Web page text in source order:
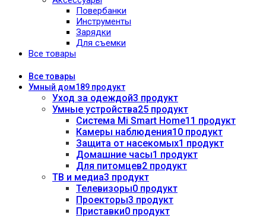
Повербанки
Инструменты
Зарядки
Для съемки
Все товары
Всетовары
Умный дом189 продукт
Уход за одеждой3 продукт
Умные устройства25 продукт
Система Mi Smart Home11 продукт
Камеры наблюдения10 продукт
Защита от насекомых1 продукт
Домашние часы1 продукт
Для питомцев2 продукт
ТВ и медиа3 продукт
Телевизоры0 продукт
Проекторы3 продукт
Приставки0 продукт